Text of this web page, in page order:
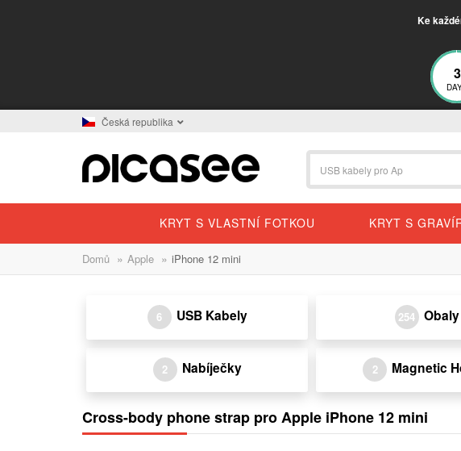
Ke
3
Česká republika
KRYT S VLASTNÍ FOTKOU KRYT S
Domů » Apple » iPhone 12 mini
6 USB Kabely 254 Obaly
2 Nabíječky 2 Magnetic
Cross-body phone strap pro Apple iPhone 12 mini